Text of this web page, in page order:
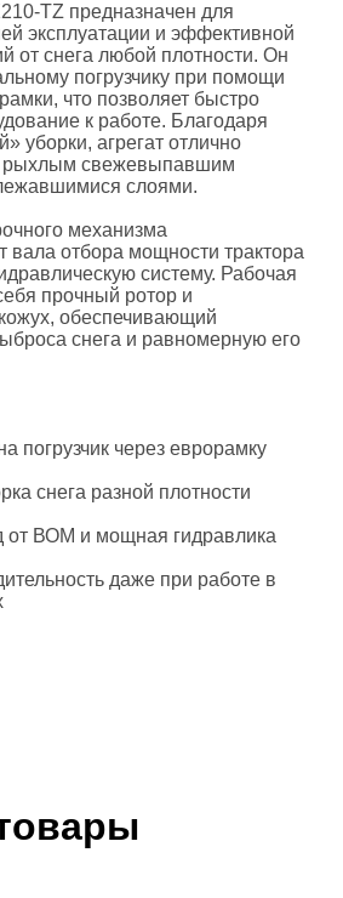
TZ предназначен для
эксплуатации и эффективной
от снега любой плотности. Он
погрузчику при помощи
что позволяет быстро
к работе. Благодаря
уборки, агрегат отлично
рыхлым свежевыпавшим
слоями.
механизма
вала отбора мощности трактора
систему. Рабочая
прочный ротор и
обеспечивающий
снега и равномерную его
погрузчик через еврорамку
снега разной плотности
ВОМ и мощная гидравлика
даже при работе в